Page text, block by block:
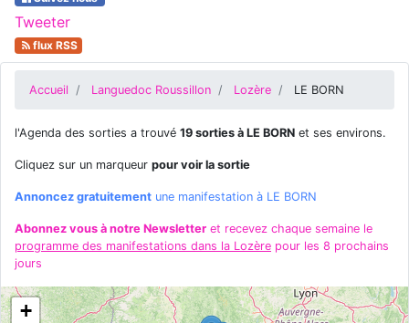
Tweeter
flux RSS
Accueil Languedoc Roussillon Lozère LE BORN
l'Agenda des sorties a trouvé 19 sorties à LE BORN et ses environs.
Cliquez sur un marqueur pour voir la sortie
Annoncez gratuitement une manifestation à LE BORN
Abonnez vous à notre Newsletter et recevez chaque semaine le
programme des manifestations dans la Lozère pour les 8 prochains
jours
+